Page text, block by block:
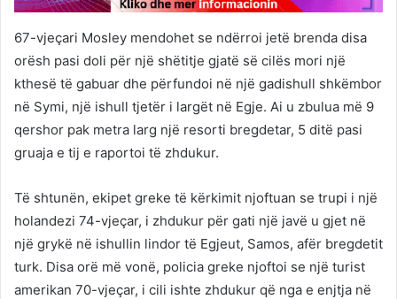
67-vjeçari Mosley mendohet se ndërroi jetë brenda disa
orësh pasi doli për një shëtitje gjatë së cilës mori një
kthesë të gabuar dhe përfundoi në një gadishull shkëmbor
në Symi, një ishull tjetër i largët në Egje. Ai u zbulua më 9
qershor pak metra larg një resorti bregdetar, 5 ditë pasi
gruaja e tij e raportoi të zhdukur.
Të shtunën, ekipet greke të kërkimit njoftuan se trupi i një
holandezi 74-vjeçar, i zhdukur për gati një javë u gjet në
një grykë në ishullin lindor të Egjeut, Samos, afër bregdetit
turk. Disa orë më vonë, policia greke njoftoi se një turist
amerikan 70-vjeçar, i cili ishte zhdukur që nga e enjtja në